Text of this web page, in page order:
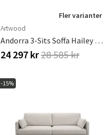
Fler varianter
Artwood
Andorra 3-Sits Soffa Hailey Taupe
24 297 kr28 585 kr
-15%